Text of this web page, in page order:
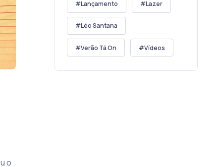
o
Lançamento Lazer
Léo Santana
Verão Tá On Vídeos